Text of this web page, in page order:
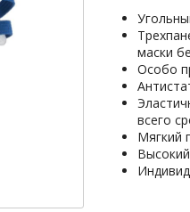
маски
Особо
всего
Мягкий